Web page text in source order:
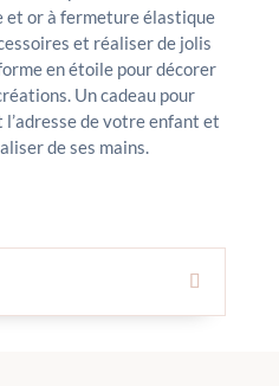
et or à fermeture élastique
et réaliser de jolis
en étoile pour décorer
Un cadeau pour
de votre enfant et
de ses mains.